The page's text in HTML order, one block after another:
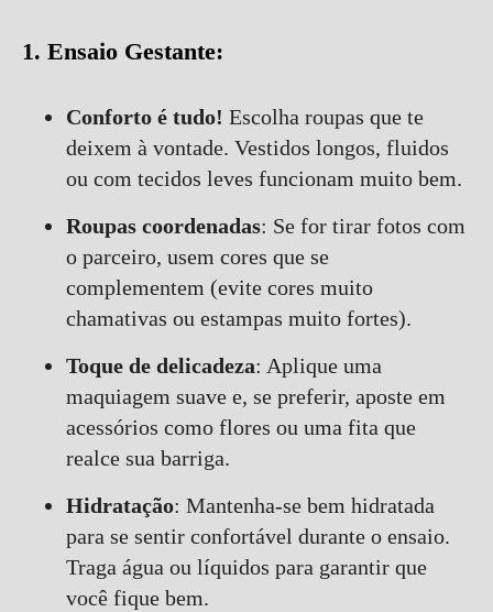
1. Ensaio Gestante:
Conforto é tudo! Escolha roupas que te
deixem à vontade. Vestidos longos, fluidos
ou com tecidos leves funcionam muito bem.
Roupas coordenadas: Se for tirar fotos com
o parceiro, usem cores que se
complementem (evite cores muito
chamativas ou estampas muito fortes).
Toque de delicadeza: Aplique uma
maquiagem suave e, se preferir, aposte em
acessórios como flores ou uma fita que
realce sua barriga.
Hidratação: Mantenha-se bem hidratada
para se sentir confortável durante o ensaio.
Traga água ou líquidos para garantir que
você fique bem.